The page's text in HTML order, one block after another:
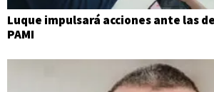
Luque impulsará acciones ante las
PAMI